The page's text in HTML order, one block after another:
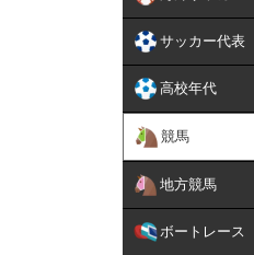
サッカー代表
高校年代
競馬
地方競馬
ボートレース